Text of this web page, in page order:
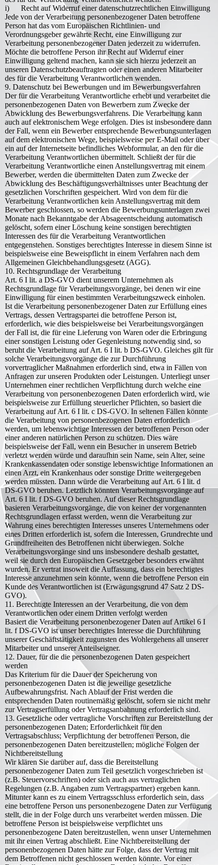
i) Recht auf Widerruf einer datenschutzrechtlichen Einwilligung
Jede von der Verarbeitung personenbezogener Daten betroffene
Person hat das vom Europäischen Richtlinien- und
Verordnungsgeber gewährte Recht, eine Einwilligung zur
Verarbeitung personenbezogener Daten jederzeit zu widerrufen.
Möchte die betroffene Person ihr Recht auf Widerruf einer
Einwilligung geltend machen, kann sie sich hierzu jederzeit an
unseren Datenschutzbeauftragten oder einen anderen Mitarbeiter
des für die Verarbeitung Verantwortlichen wenden.
9. Datenschutz bei Bewerbungen und im Bewerbungsverfahren
Der für die Verarbeitung Verantwortliche erhebt und verarbeitet die
personenbezogenen Daten von Bewerbern zum Zwecke der
Abwicklung des Bewerbungsverfahrens. Die Verarbeitung kann
auch auf elektronischem Wege erfolgen. Dies ist insbesondere dann
der Fall, wenn ein Bewerber entsprechende Bewerbungsunterlagen
auf dem elektronischen Wege, beispielsweise per E-Mail oder über
ein auf der Internetseite befindliches Webformular, an den für die
Verarbeitung Verantwortlichen übermittelt. Schließt der für die
Verarbeitung Verantwortliche einen Anstellungsvertrag mit einem
Bewerber, werden die übermittelten Daten zum Zwecke der
Abwicklung des Beschäftigungsverhältnisses unter Beachtung der
gesetzlichen Vorschriften gespeichert. Wird von dem für die
Verarbeitung Verantwortlichen kein Anstellungsvertrag mit dem
Bewerber geschlossen, so werden die Bewerbungsunterlagen zwei
Monate nach Bekanntgabe der Absageentscheidung automatisch
gelöscht, sofern einer Löschung keine sonstigen berechtigten
Interessen des für die Verarbeitung Verantwortlichen
entgegenstehen. Sonstiges berechtigtes Interesse in diesem Sinne ist
beispielsweise eine Beweispflicht in einem Verfahren nach dem
Allgemeinen Gleichbehandlungsgesetz (AGG).
10. Rechtsgrundlage der Verarbeitung
Art. 6 I lit. a DS-GVO dient unserem Unternehmen als
Rechtsgrundlage für Verarbeitungsvorgänge, bei denen wir eine
Einwilligung für einen bestimmten Verarbeitungszweck einholen.
Ist die Verarbeitung personenbezogener Daten zur Erfüllung eines
Vertrags, dessen Vertragspartei die betroffene Person ist,
erforderlich, wie dies beispielsweise bei Verarbeitungsvorgängen
der Fall ist, die für eine Lieferung von Waren oder die Erbringung
einer sonstigen Leistung oder Gegenleistung notwendig sind, so
beruht die Verarbeitung auf Art. 6 I lit. b DS-GVO. Gleiches gilt für
solche Verarbeitungsvorgänge die zur Durchführung
vorvertraglicher Maßnahmen erforderlich sind, etwa in Fällen von
Anfragen zur unseren Produkten oder Leistungen. Unterliegt unser
Unternehmen einer rechtlichen Verpflichtung durch welche eine
Verarbeitung von personenbezogenen Daten erforderlich wird, wie
beispielsweise zur Erfüllung steuerlicher Pflichten, so basiert die
Verarbeitung auf Art. 6 I lit. c DS-GVO. In seltenen Fällen könnte
die Verarbeitung von personenbezogenen Daten erforderlich
werden, um lebenswichtige Interessen der betroffenen Person oder
einer anderen natürlichen Person zu schützen. Dies wäre
beispielsweise der Fall, wenn ein Besucher in unserem Betrieb
verletzt werden würde und daraufhin sein Name, sein Alter, seine
Krankenkassendaten oder sonstige lebenswichtige Informationen an
einen Arzt, ein Krankenhaus oder sonstige Dritte weitergegeben
werden müssten. Dann würde die Verarbeitung auf Art. 6 I lit. d
DS-GVO beruhen. Letztlich könnten Verarbeitungsvorgänge auf
Art. 6 I lit. f DS-GVO beruhen. Auf dieser Rechtsgrundlage
basieren Verarbeitungsvorgänge, die von keiner der vorgenannten
Rechtsgrundlagen erfasst werden, wenn die Verarbeitung zur
Wahrung eines berechtigten Interesses unseres Unternehmens oder
eines Dritten erforderlich ist, sofern die Interessen, Grundrechte und
Grundfreiheiten des Betroffenen nicht überwiegen. Solche
Verarbeitungsvorgänge sind uns insbesondere deshalb gestattet,
weil sie durch den Europäischen Gesetzgeber besonders erwähnt
wurden. Er vertrat insoweit die Auffassung, dass ein berechtigtes
Interesse anzunehmen sein könnte, wenn die betroffene Person ein
Kunde des Verantwortlichen ist (Erwägungsgrund 47 Satz 2 DS-
GVO).
11. Berechtigte Interessen an der Verarbeitung, die von dem
Verantwortlichen oder einem Dritten verfolgt werden
Basiert die Verarbeitung personenbezogener Daten auf Artikel 6 I
lit. f DS-GVO ist unser berechtigtes Interesse die Durchführung
unserer Geschäftstätigkeit zugunsten des Wohlergehens all unserer
Mitarbeiter und unserer Anteilseigner.
12. Dauer, für die die personenbezogenen Daten gespeichert
werden
Das Kriterium für die Dauer der Speicherung von
personenbezogenen Daten ist die jeweilige gesetzliche
Aufbewahrungsfrist. Nach Ablauf der Frist werden die
entsprechenden Daten routinemäßig gelöscht, sofern sie nicht mehr
zur Vertragserfüllung oder Vertragsanbahnung erforderlich sind.
13. Gesetzliche oder vertragliche Vorschriften zur Bereitstellung der
personenbezogenen Daten; Erforderlichkeit für den
Vertragsabschluss; Verpflichtung der betroffenen Person, die
personenbezogenen Daten bereitzustellen; mögliche Folgen der
Nichtbereitstellung
Wir klären Sie darüber auf, dass die Bereitstellung
personenbezogener Daten zum Teil gesetzlich vorgeschrieben ist
(z.B. Steuervorschriften) oder sich auch aus vertraglichen
Regelungen (z.B. Angaben zum Vertragspartner) ergeben kann.
Mitunter kann es zu einem Vertragsschluss erforderlich sein, dass
eine betroffene Person uns personenbezogene Daten zur Verfügung
stellt, die in der Folge durch uns verarbeitet werden müssen. Die
betroffene Person ist beispielsweise verpflichtet uns
personenbezogene Daten bereitzustellen, wenn unser Unternehmen
mit ihr einen Vertrag abschließt. Eine Nichtbereitstellung der
personenbezogenen Daten hätte zur Folge, dass der Vertrag mit
dem Betroffenen nicht geschlossen werden könnte. Vor einer